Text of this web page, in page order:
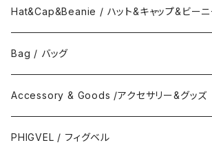
Polo Long Shirt / 長袖ポロシャツ
Polo Short Shirt / 半袖ポロシャツ
Hat&Cap&Beanie / ハット&キャップ&ビーニ
Bag / バッグ
Accessory & Goods /アクセサリー&グッズ
Wallet & Coincase
PHIGVEL / フィグベル